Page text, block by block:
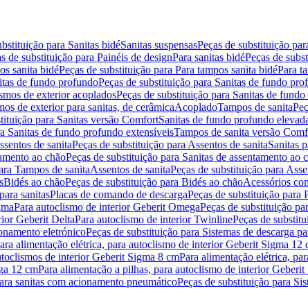
para Sanitas bidéSanitas suspensasPeças de substituição
de substituição para Painéis de designPara sanitas bidéPeças de
sanita bidéPeças de substituição para Para tampos sanita bidéPara
de fundo profundoPeças de substituição para Sanitas de fundo
de exterior acopladosPeças de substituição para Sanitas de
de exterior para sanitas, de cerâmicaAcopladoTampos de sanita
para Sanitas versão ComfortSanitas de fundo profundo
Sanitas de fundo profundo extensíveisTampos de sanita versão
de sanitaPeças de substituição para Assentos de sanitaSanitas
ao chãoPeças de substituição para Sanitas de assentamento ao
Tampos de sanitaAssentos de sanitaPeças de substituição para
Bidés ao chãoPeças de substituição para Bidés ao chãoAcessórios
sanitasPlacas de comando de descargaPeças de substituição para
Para autoclismo de interior Geberit OmegaPeças de substituição
Geberit DeltaPara autoclismo de interior TwinlinePeças de
eletrónicoPeças de substituição para Sistemas de descarga
alimentação elétrica, para autoclismo de interior Geberit Sigma 12
de interior Geberit Sigma 8 cmPara alimentação elétrica,
12 cmPara alimentação a pilhas, para autoclismo de interior
sanitas com acionamento pneumáticoPeças de substituição para